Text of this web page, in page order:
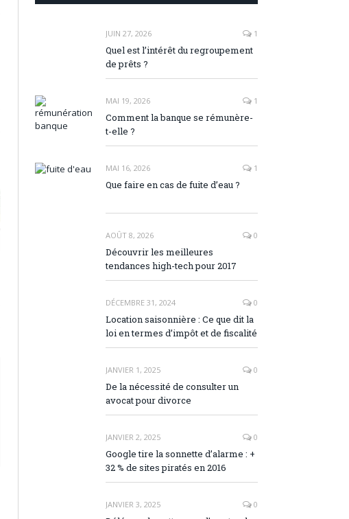
JUIN 27, 2026 1
Quel est l’intérêt du regroupement
de prêts ?
MAI 19, 2026 1
Comment la banque se rémunère-
t-elle ?
MAI 16, 2026 1
Que faire en cas de fuite d’eau ?
AOÛT 8, 2026 0
Découvrir les meilleures
tendances high-tech pour 2017
DÉCEMBRE 31, 2024 0
Location saisonnière : Ce que dit la
loi en termes d’impôt et de fiscalité
JANVIER 1, 2025 0
De la nécessité de consulter un
avocat pour divorce
JANVIER 2, 2025 0
Google tire la sonnette d’alarme : +
32 % de sites piratés en 2016
JANVIER 3, 2025 0